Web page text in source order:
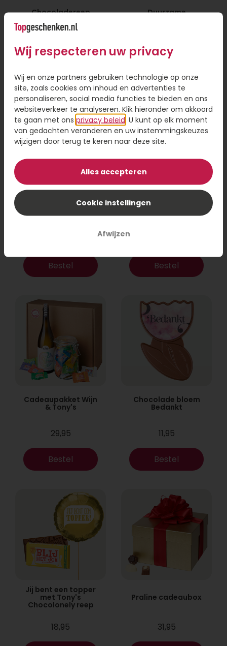
Chocoladereep
6,95
Duurzame
14,95
Bestel
Bestel
Chocolade
bonbons bloemen
Bestel
Cadeaupakket Wijn
& Tony's
29,95
Bestel
Chocolade bloem
Bedankt
11,95
Bestel
Jij bent een topper
met Tony's
Chocolonely reep
18,95
Praline cadeaubox
31,95
Wij respecteren uw privacy
Wij en onze partners gebruiken technologie op onze
site, zoals cookies om inhoud en advertenties te
personaliseren, social media functies te bieden en ons
websiteverkeer te analyseren. Klik hieronder om akkoord
te gaan met ons privacy beleid . U kunt op elk moment
van gedachten veranderen en uw instemmingskeuzes
wijzigen door terug te keren naar deze site.
Alles accepteren
Cookie instellingen
Afwijzen